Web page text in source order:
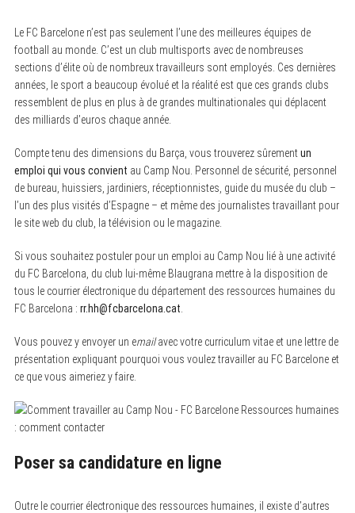
Le FC Barcelone n’est pas seulement l’une des meilleures équipes de
football au monde. C’est un club multisports avec de nombreuses
sections d’élite où de nombreux travailleurs sont employés. Ces dernières
années, le sport a beaucoup évolué et la réalité est que ces grands clubs
ressemblent de plus en plus à de grandes multinationales qui déplacent
des milliards d’euros chaque année.
Compte tenu des dimensions du Barça, vous trouverez sûrementun
emploi qui vous convient au Camp Nou. Personnel de sécurité, personnel
de bureau, huissiers, jardiniers, réceptionnistes, guide du musée du club –
l’un des plus visités d’Espagne – et même des journalistes travaillant pour
le site web du club, la télévision ou le magazine.
Si vous souhaitez postuler pour un emploi au Camp Nou lié à une activité
du FC Barcelona, du club lui-même Blaugrana mettre à la disposition de
tous le courrier électronique du département des ressources humaines du
FC Barcelona : rr.hh@fcbarcelona.cat
Vous pouvez y envoyer un emailavec votre curriculum vitae et une lettre de
présentation expliquant pourquoi vous voulez travailler au FC Barcelone et
ce que vous aimeriez y faire.
Poser sa candidature en ligne
Outre le courrier électronique des ressources humaines, il existe d’autres